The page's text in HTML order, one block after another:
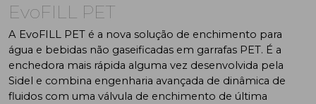
EvoFILL PET
A EvoFILL PET é a nova solução de enchimento para
água e bebidas não gaseificadas em garrafas PET. É a
enchedora mais rápida alguma vez desenvolvida pela
Sidel e combina engenharia avançada de dinâmica de
fluidos com uma válvula de enchimento de última